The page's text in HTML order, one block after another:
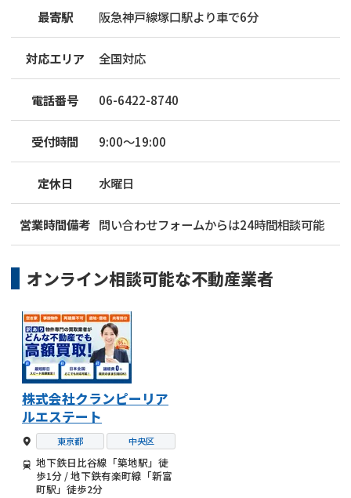
最寄駅 阪急神戸線塚口駅より車で6分
対応エリア 全国対応
電話番号 06-6422-8740
受付時間 9:00～19:00
定休日 水曜日
営業時間備考 問い合わせフォームからは24時間相談可能
オンライン相談可能な不動産業者
株式会社クランピーリア
ルエステート
東京都 中央区
地下鉄日比谷線「築地駅」徒
歩1分 / 地下鉄有楽町線「新富
町駅」徒歩2分